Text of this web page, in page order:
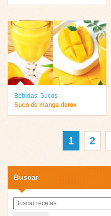
Bebidas, Sucos
Suco de manga detox
1 2
Buscar